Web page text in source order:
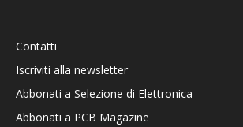
Contatti
Iscriviti alla newsletter
Abbonati a Selezione di Elettronica
Abbonati a PCB Magazine